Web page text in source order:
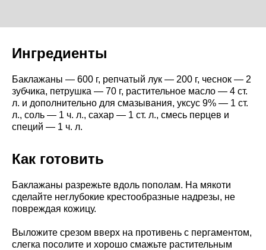
Ингредиенты
Баклажаны — 600 г, репчатый лук — 200 г, чеснок — 2
зубчика, петрушка — 70 г, растительное масло — 4 ст.
л. и дополнительно для смазывания, уксус 9% — 1 ст.
л., соль — 1 ч. л., сахар — 1 ст. л., смесь перцев и
специй — 1 ч. л.
Как готовить
Баклажаны разрежьте вдоль пополам. На мякоти
сделайте неглубокие крестообразные надрезы, не
повреждая кожицу.
Выложите срезом вверх на противень с пергаментом,
слегка посолите и хорошо смажьте растительным